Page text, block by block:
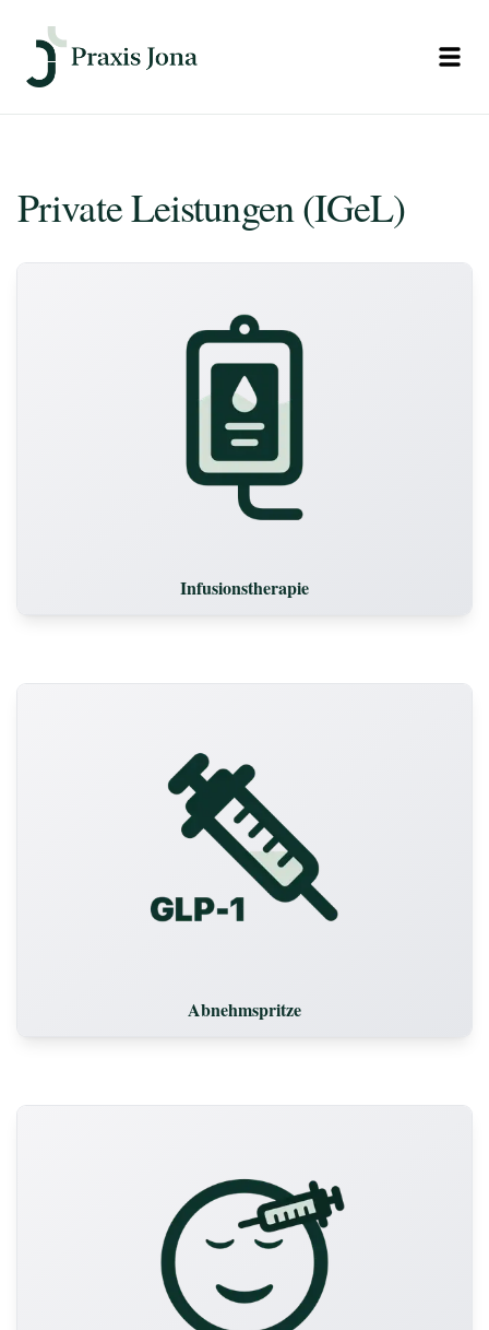
Private Leistungen (IGeL)
Infusionstherapie
Abnehmspritze